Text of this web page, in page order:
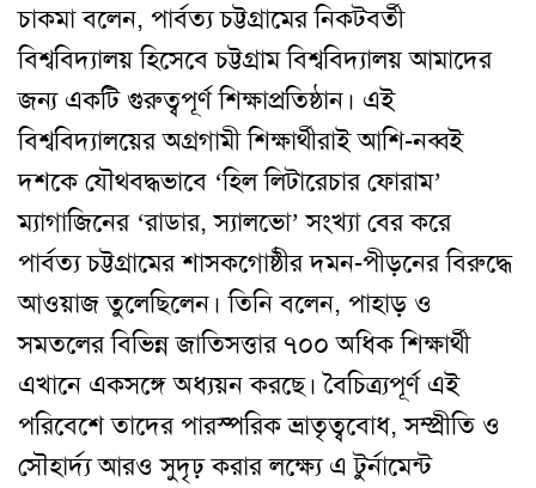
চাকমা বলেন, পার্বত্য চট্টগ্রামের নিকটবর্তী
বিশ্ববিদ্যালয় হিসেবে চট্টগ্রাম বিশ্ববিদ্যালয় আমাদের
জন্য একটি গুরুত্বপূর্ণ শিক্ষাপ্রতিষ্ঠান। এই
বিশ্ববিদ্যালয়ের অগ্রগামী শিক্ষার্থীরাই আশি-নব্বই
দশকে যৌথবদ্ধভাবে ‘হিল লিটারেচার ফোরাম’
ম্যাগাজিনের ‘রাডার, স্যালভো’ সংখ্যা বের করে
পার্বত্য চট্টগ্রামের শাসকগোষ্ঠীর দমন-পীড়নের বিরুদ্ধে
আওয়াজ তুলেছিলেন। তিনি বলেন, পাহাড় ও
সমতলের বিভিন্ন জাতিসত্তার ৭০০ অধিক শিক্ষার্থী
এখানে একসঙ্গে অধ্যয়ন করছে। বৈচিত্র্যপূর্ণ এই
পরিবেশে তাদের পারস্পরিক ভ্রাতৃত্ববোধ, সম্প্রীতি ও
সৌহার্দ্য আরও সুদৃঢ় করার লক্ষ্যে এ টুর্নামেন্ট